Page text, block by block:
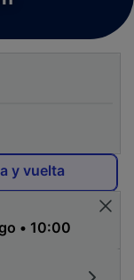
y vuelta